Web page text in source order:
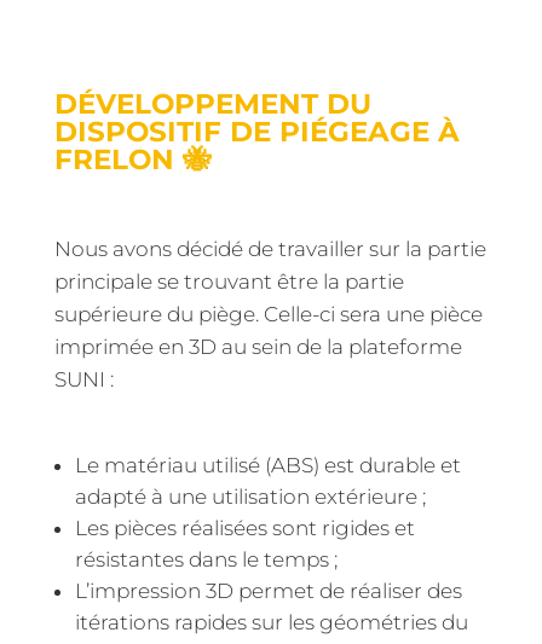
DÉVELOPPEMENT DU
DISPOSITIF DE PIÉGEAGE À
FRELON 🐝
Nous avons décidé de travailler sur la partie
principale se trouvant être la partie
supérieure du piège. Celle-ci sera une pièce
imprimée en 3D au sein de la plateforme
SUNI :
Le matériau utilisé (ABS) est durable et
adapté à une utilisation extérieure ;
Les pièces réalisées sont rigides et
résistantes dans le temps ;
L’impression 3D permet de réaliser des
itérations rapides sur les géométries du